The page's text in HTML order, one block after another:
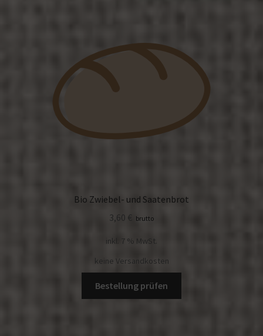
Bio Zwiebel- und Saatenbrot
3,60 € brutto
inkl. 7 % MwSt.
keine Versandkosten
Bestellung prüfen